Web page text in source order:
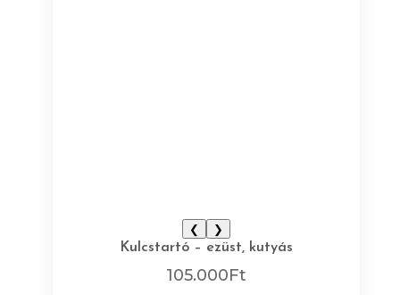
❮
❯
Kulcstartó – ezüst, kutyás
105.000Ft